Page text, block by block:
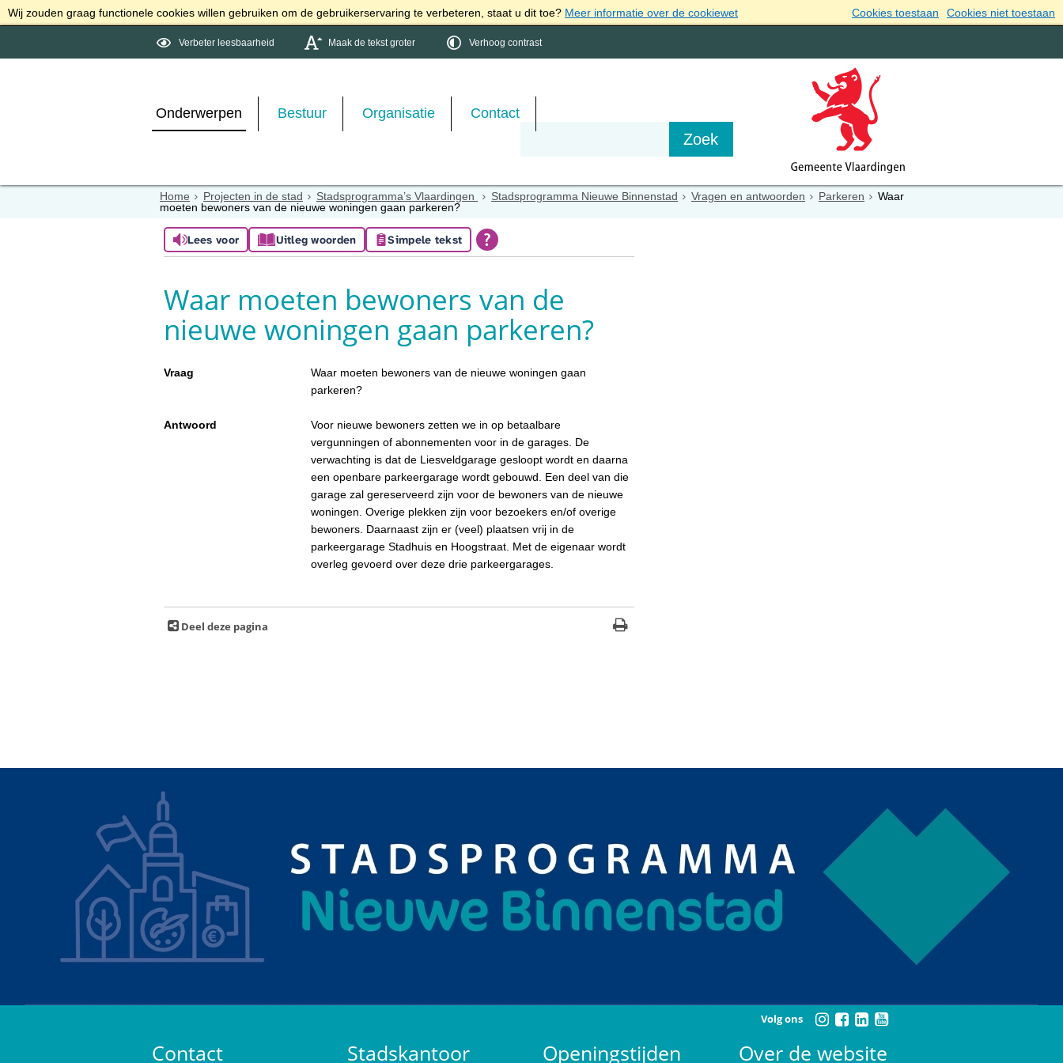
Wij zouden graag functionele cookies willen gebruiken om de gebruikerservaring te verbeteren, staat u dit toe? Meer informatie over de cookiewet Cookies toestaan Cookies niet toestaan
Verbeter leesbaarheid Maak de tekst groter Verhoog contrast
Onderwerpen Bestuur Organisatie Contact
Home Projecten in de stad Stadsprogramma’s Vlaardingen Stadsprogramma Nieuwe Binnenstad Vragen en antwoorden Parkeren
Waar
moeten bewoners van de nieuwe woningen gaan parkeren?
Lees voor Uitleg woorden Simpele tekst
Waar moeten bewoners van de
nieuwe woningen gaan parkeren?
Vraag
Waar moeten bewoners van de nieuwe woningen gaan
parkeren?
Antwoord
Voor nieuwe bewoners zetten we in op betaalbare
vergunningen of abonne­menten voor in de garages. De
verwachting is dat de Liesveldgarage gesloopt wordt en daarna
een openbare parkeergarage wordt gebouwd. Een deel van die
garage zal gereserveerd zijn voor de bewoners van de nieuwe
woningen. Overige plekken zijn voor bezoekers en/of overige
bewoners. Daarnaast zijn er (veel) plaatsen vrij in de
parkeergarage Stadhuis en Hoogstraat. Met de eigenaar wordt
overleg gevoerd over deze drie parkeergarages.
Deel deze pagina
Volg ons
Contact Stadskantoor Openingstijden Over de website